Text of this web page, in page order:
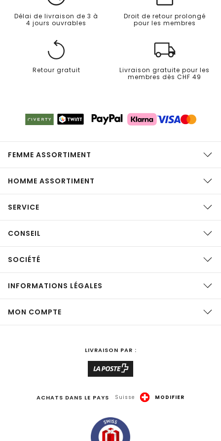
Délai de livraison de 3 à
4 jours ouvrables
Droit de retour prolongé
pour les membres
Retour gratuit
Livraison gratuite pour les
membres dès CHF 49
FEMME ASSORTIMENT
HOMME ASSORTIMENT
SERVICE
CONSEIL
SOCIÉTÉ
INFORMATIONS LÉGALES
MON COMPTE
LIVRAISON PAR :
ACHATS DANS LE PAYS Suisse MODIFIER